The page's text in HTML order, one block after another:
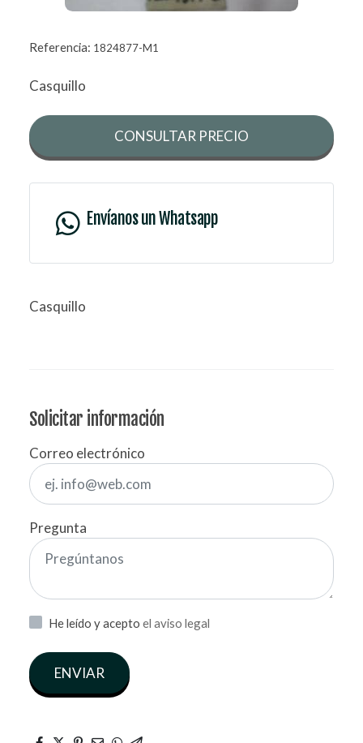
Referencia: 1824877-M1
Casquillo
CONSULTAR PRECIO
Envíanos un Whatsapp
Casquillo
Solicitar información
Correo electrónico
Pregunta
He leído y acepto el aviso legal
ENVIAR